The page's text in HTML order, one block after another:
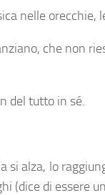
nelle orecchie,
che non
del tutto in sé.
alza, lo
(dice di essere